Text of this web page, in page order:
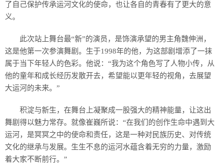
了自己保护传承运河文化的使命，也让各自的青春有了更大的意
义。
此次站上舞台最“新”的演员，是饰演承望的男主角魏伸洲，
这是他第一次参演舞剧。生于1998年的他，为这部剧增添了一抹
属于当下年轻人的色彩。他说：“我为这个角色写了人物小传，从
他的童年和成长经历发散开去，希望能以更年轻的视角，去展望
大运河的未来。”
积淀与新生，在舞台上凝聚成一股强大的精神能量，让这出
舞剧得以魅力常存。就像崔巍所说：“在我们的创作生命中遇到大
运河，是冥冥之中的使命和责任，这是一种对民族历史、对传统
文化的继承与发展。生生不息的运河水蕴含着无穷的力量，激励
着大家不断前行。”